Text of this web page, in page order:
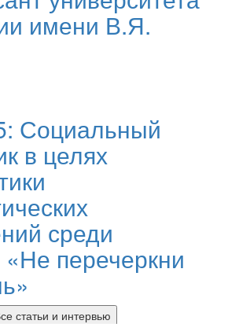
имени В.Я.
Социальный
в целях
среди
перечеркни
статьи и интервью